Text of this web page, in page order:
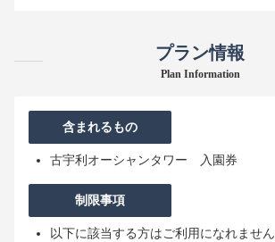
プラン情報
Plan Information
含まれるもの
古宇利オーシャンタワー 入園券
制限事項
以下に該当する方はご利用になれません